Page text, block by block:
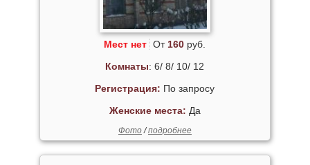
Мест нет От 160 руб.
Комнаты: 6/ 8/ 10/ 12
Регистрация: По запросу
Женские места: Да
Фото/подробнее